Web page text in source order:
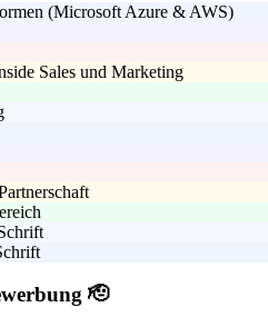
(Microsoft Azure & AWS)
Sales und Marketing
🫡